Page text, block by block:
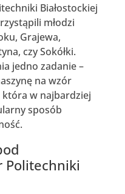
Białostockiej
młodzi
Grajewa,
czy Sokółki.
jedno zadanie –
na wzór
która w najbardziej
sposób
Politechniki